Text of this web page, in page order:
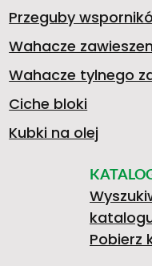
Przeguby
Wahacze
Wahacze tylnego
Ciche bloki
Kubki na olej
Pobierz